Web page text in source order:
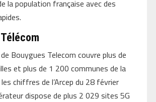
la population française avec des
Bouygues Telecom couvre plus de
et plus de 1 200 communes de la
les chiffres de l’Arcep du 28 février
dispose de plus 2 029 sites 5G